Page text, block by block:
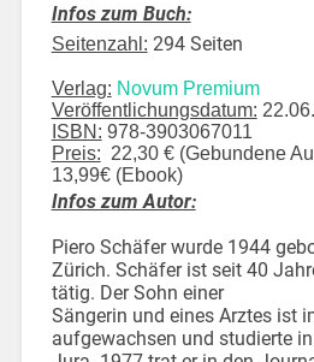
Infos zum Buch:
Seitenzahl: 294 Seiten
Verlag: Novum Premium
Veröffentlichungsdatum:
ISBN: 978-3903067011
Preis: 22,30 € (Gebundene
13,99€ (Ebook)
Infos zum Autor:
Piero Schäfer wurde 1944
Zürich. Schäfer ist seit 40
tätig. Der Sohn einer
Sängerin und eines Arztes ist
aufgewachsen und studierte